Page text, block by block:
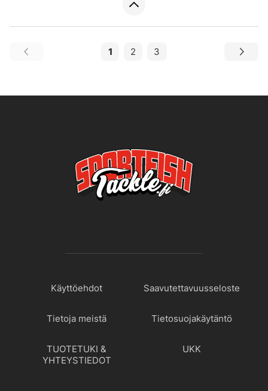
1 2 3
Käyttöehdot Saavutettavuusseloste
Tietoja meistä Tietosuojakäytäntö
TUOTETUKI &
YHTEYSTIEDOT
UKK